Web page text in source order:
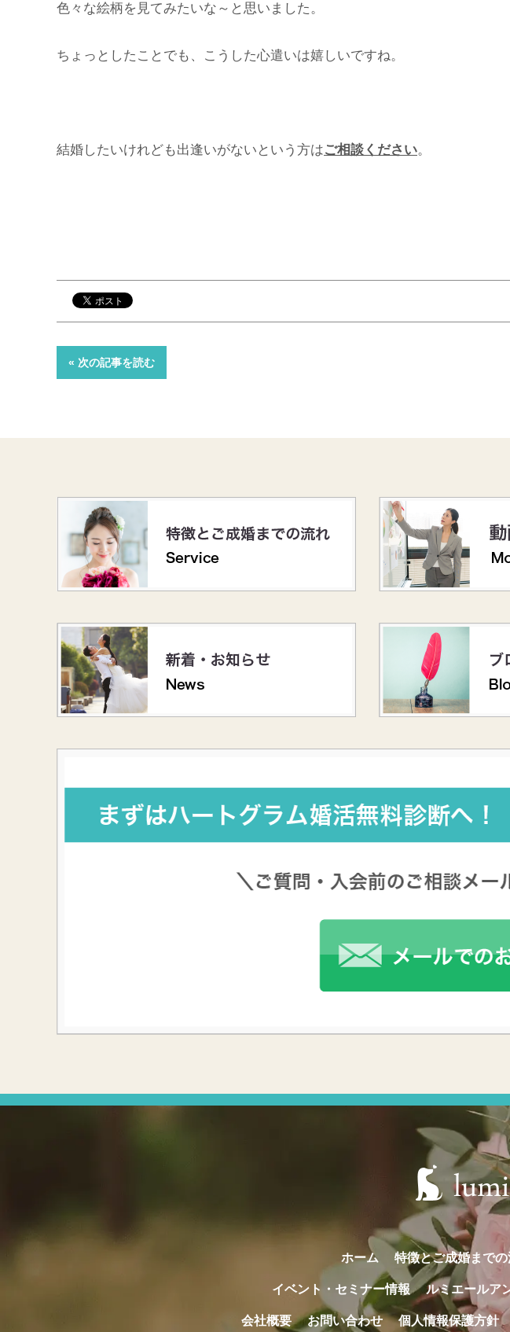
色々な絵柄を見てみたいな～と思いました。
ちょっとしたことでも、こうした心遣いは嬉しいですね。
結婚したいけれども出逢いがないという方はご相談ください。
« 次の記事を読む
ホーム 特徴とご成婚まで
イベント・セミナー情報 ルミエールア
会社概要 お問い合わせ 個人情報保護方針